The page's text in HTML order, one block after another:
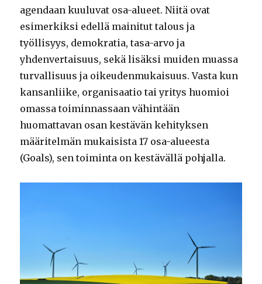
agendaan kuuluvat osa-alueet. Niitä ovat
esimerkiksi edellä mainitut talous ja
työllisyys, demokratia, tasa-arvo ja
yhdenvertaisuus, sekä lisäksi muiden muassa
turvallisuus ja oikeudenmukaisuus. Vasta kun
kansanliike, organisaatio tai yritys huomioi
omassa toiminnassaan vähintään
huomattavan osan kestävän kehityksen
määritelmän mukaisista 17 osa-alueesta
(Goals), sen toiminta on kestävällä pohjalla.